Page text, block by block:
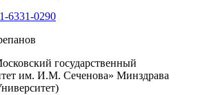
6331-0290
государственный
им. И.М. Сеченова» Минздрава